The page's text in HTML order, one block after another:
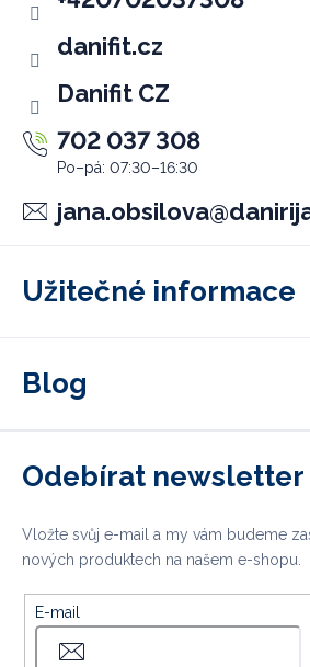
jana.obsilova@
702 037 308
Danifit CZ
danifit.cz
Užitečné informace
Blog
Odebírat newsletter
Vložte svůj e-mail a my vám budeme
nových produktech na našem e-shopu.
E-mail